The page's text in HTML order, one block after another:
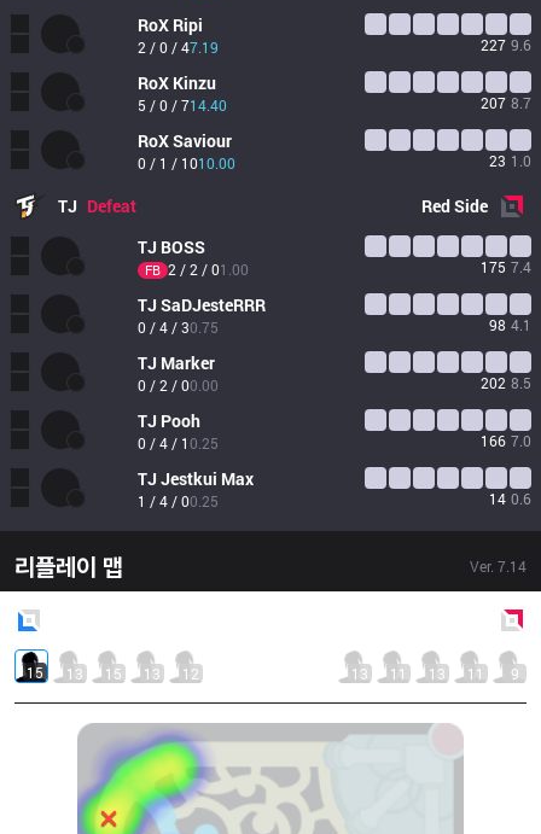
RoX Ripi
2 / 0 / 47.19 227 9.6
RoX Kinzu
5 / 0 / 714.40 207 8.7
RoXSaviour
0 / 1 / 1010.00 23 1.0
TJ Defeat RedSide
TJ BOSS
FB 2 / 2 / 01.00 175 7.4
TJ SaDJesteRRR
0 / 4 / 30.75 98 4.1
TJ Marker
0 / 2 / 00.00 202 8.5
TJ Pooh
0 / 4 / 10.25 166 7.0
TJ Jestkui Max
1 / 4 / 00.25 14 0.6
리플레이 맵 Ver. 7.14
15 13 15 13 12 13 11 13 11 9